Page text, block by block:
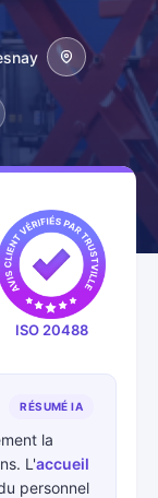
ISO 20488
RÉSUMÉ IA
la
L'accueil
personnel